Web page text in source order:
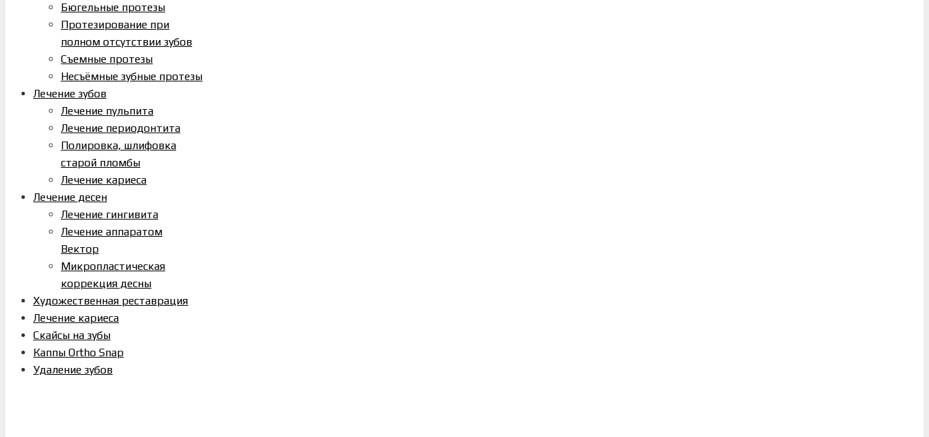
Бюгельные протезы
Протезирование при
полном отсутствии зубов
Съемные протезы
Несъёмные зубные протезы
Лечение зубов
Лечение пульпита
Лечение периодонтита
Полировка, шлифовка
старой пломбы
Лечение кариеса
Лечение десен
Лечение гингивита
Лечение аппаратом
Вектор
Микропластическая
коррекция десны
Художественная реставрация
Лечение кариеса
Скайсы на зубы
Каппы Ortho Snap
Удаление зубов